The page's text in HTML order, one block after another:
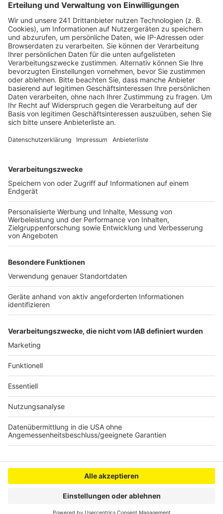
Beim Mahlen der Mandeln darauf achten, dass die
Creme nicht zu warm wird.
Anzeige
Das ist der Kitchen Club by Nelson Müller:
Anzeige
Bei euch läuft das Radio in der Küche, bei uns die
Küche im Radio. Starkoch Nelson Müller lädt uns
Nachkochen oder Nachkochen lassen. Nelson nimmt
uns mit in seine Küche und weiht uns in die
Geheimnisse eines bekannten Profikochs ein. Der
Kitchen Club by Nelson Müller ist etwas für alle
Gourmets und Gourmüsen. Für alle von euch, die
wissen, dass Kardamom ein Gewürz ist und kein
Ersatzteil fürs Auto. Das ist "Foodtainment" der
Extraklasse. Feinste Küche, die man überall genießen
oder wie Nelson es sagt: "Macht nix, wenn's
schmeckt!"
Nelson Müller live erleben? Hier gibt esInfos zu den
Anzeige